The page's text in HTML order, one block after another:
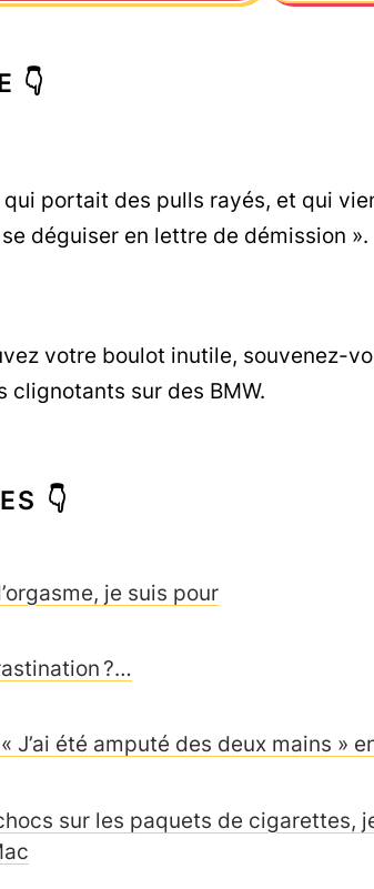
👇
portait des pulls rayés, et qui
déguiser en lettre de démission ».
votre boulot inutile, souvenez-
clignotants sur des BMW.
👇
je suis pour
?…
J’ai été amputé des deux mains »
sur les paquets de cigarettes,